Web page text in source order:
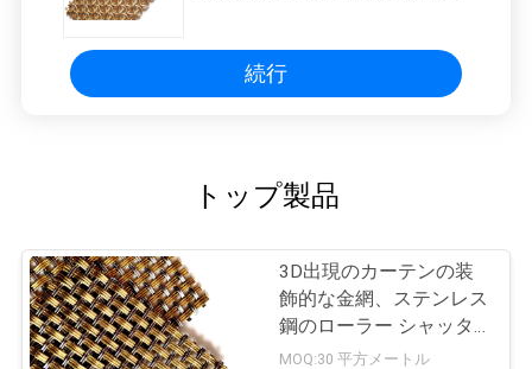
続行
トップ製品
3D出現のカーテンの装
飾的な金網、ステンレス
鋼のローラー シャッタ
ー網
MOQ:30 平方メートル